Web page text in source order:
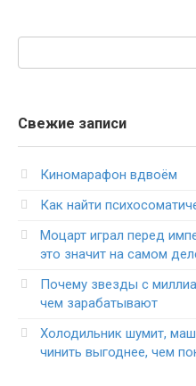
Свежие записи
Киномарафон вдвоём
Как найти
Моцарт играл перед
это значит на самом
Почему звезды с
чем зарабатывают
Холодильник шумит,
чинить выгоднее, чем